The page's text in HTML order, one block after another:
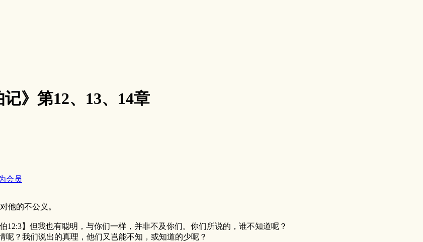
记》第12、13、14章
会员
他的不公义。
】但我也有聪明，与你们一样，并非不及你们。你们所说的，谁不知道呢？
？我们说出的真理，他们又岂能不知，或知道的少呢？